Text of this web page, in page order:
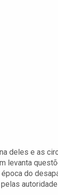
deles e as
levanta
do